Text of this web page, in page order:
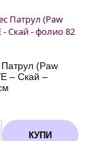
(Paw
– Скай –
КУПИ